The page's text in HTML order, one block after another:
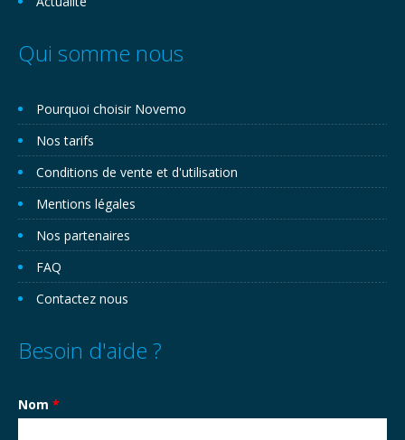
Qui somme nous
Pourquoi choisir Novemo
Nos tarifs
Conditions de vente et d'utilisation
Mentions légales
Nos partenaires
FAQ
Contactez nous
Besoin d'aide ?
Nom *